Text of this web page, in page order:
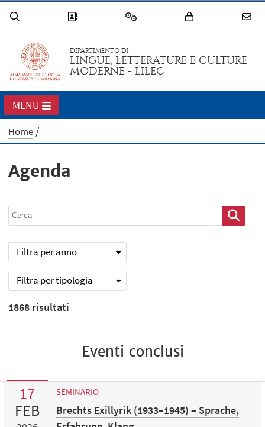
DIPARTIMENTO DI
LINGUE, LETTERATURE E CULTURE
MODERNE - LILEC
MENU
Home
Agenda
Filtra per anno
Filtra per tipologia
1868 risultati
Eventi conclusi
17
FEB
SEMINARIO
Brechts Exillyrik (1933–1945) – Sprache,